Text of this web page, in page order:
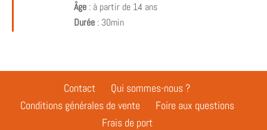
Âge : à partir de 14 ans
Durée : 30min
Contact
Qui sommes-nous ?
Conditions générales de vente
Foire aux questions
Frais de port